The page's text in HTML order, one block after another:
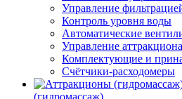
Управление
Контроль уровня воды
Автоматические
Управление
Комплектующие и
Счётчики-расходомеры
(гидромассаж)